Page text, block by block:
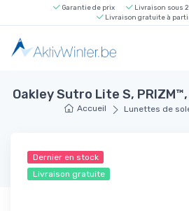
Garantie de prix
Livraison sous
Livraison gratuite à partir
Oakley Sutro Lite S,
Accueil Lunettes de
Dernier en stock
Livraison gratuite